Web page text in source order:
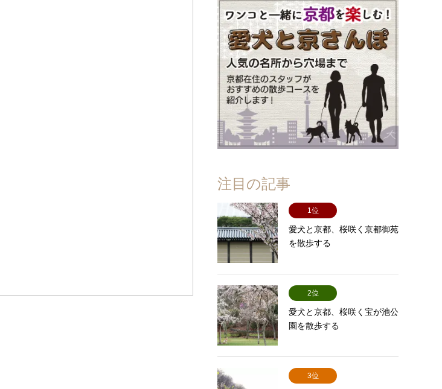
注目の記事
1位
愛犬と京都、桜咲く京都御苑
を散歩する
2位
愛犬と京都、桜咲く宝が池公
園を散歩する
3位